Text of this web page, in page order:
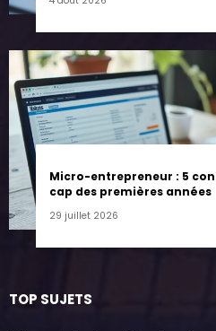
Micro-entrepreneur : 5
cap des premières années
29 juillet 2026
TOP SUJETS